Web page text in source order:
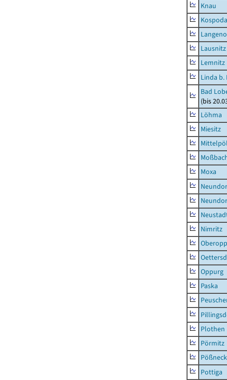
Knau
Kospoda
Lemnitz
Linda b.
Bad
(bis
Löhma
Miesitz
Moxa
Nimritz
Oppurg
Paska
Plothen
Pörmitz
Pottiga